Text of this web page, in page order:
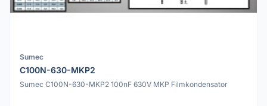
Sumec
C100N-630-MKP2
Sumec C100N-630-MKP2 100nF 630V MKP Filmkondensator